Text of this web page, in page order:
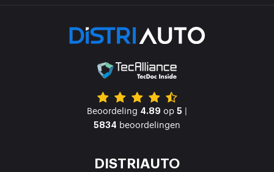
Beoordeling 4.89 op 5 |
5834 beoordelingen
DISTRIAUTO